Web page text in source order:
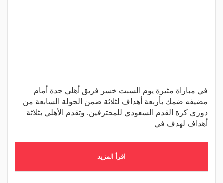
في مباراة مثيرة يوم السبت خسر فريق أهلي جدة أمام
مضيفه ضمك بأربعة أهداف لثلاثة ضمن الجولة السابعة من
دوري كرة القدم السعودي للمحترفين. وتقدم الأهلي بثلاثة
أهداف لهدف في
اقرأ المزيد